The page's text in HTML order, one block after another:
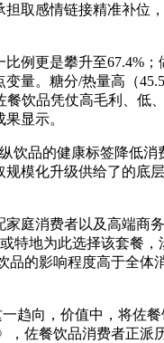
取感情链接精准补位
更是攀升至67.4%
。糖分/热量高（
饮品凭仗高毛利、低
显示。
品的健康标签降低消
模化升级供给了的底
消费者以及高端商
特地为此选择该套餐
的影响程度高于全
向，价值中，将佐
佐餐饮品消费者正